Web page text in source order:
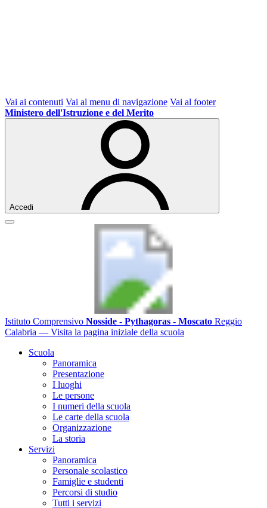
Vai ai contenuti Vai al menu di navigazione Vai al footer
Ministero dell'Istruzione e del Merito
Accedi
Istituto Comprensivo Nosside - Pythagoras - Moscato Reggio
Calabria — Visita la pagina iniziale della scuola
Scuola
Panoramica
Presentazione
I luoghi
Le persone
I numeri della scuola
Le carte della scuola
Organizzazione
La storia
Servizi
Panoramica
Personale scolastico
Famiglie e studenti
Percorsi di studio
Tutti i servizi